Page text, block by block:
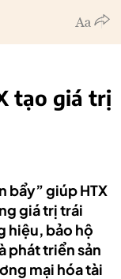
tạo giá trị
bẩy” giúp HTX
giá trị trái
hiệu, bảo hộ
phát triển sản
mại hóa tài